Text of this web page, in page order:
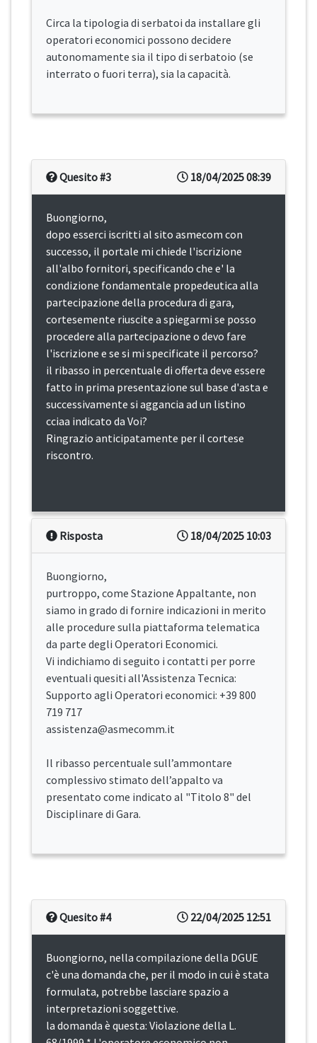
Circa la tipologia di serbatoi da installare gli
operatori economici possono decidere
autonomamente sia il tipo di serbatoio (se
interrato o fuori terra), sia la capacità.
18/04/2025 08:39
Quesito #3
Buongiorno,
dopo esserci iscritti al sito asmecom con
successo, il portale mi chiede l'iscrizione
all'albo fornitori, specificando che e' la
condizione fondamentale propedeutica alla
partecipazione della procedura di gara,
cortesemente riuscite a spiegarmi se posso
procedere alla partecipazione o devo fare
l'iscrizione e se si mi specificate il percorso?
il ribasso in percentuale di offerta deve essere
fatto in prima presentazione sul base d'asta e
successivamente si aggancia ad un listino
cciaa indicato da Voi?
Ringrazio anticipatamente per il cortese
riscontro.
18/04/2025 10:03
Risposta
Buongiorno,
purtroppo, come Stazione Appaltante, non
siamo in grado di fornire indicazioni in merito
alle procedure sulla piattaforma telematica
da parte degli Operatori Economici.
Vi indichiamo di seguito i contatti per porre
eventuali quesiti all'Assistenza Tecnica:
Supporto agli Operatori economici: +39 800
719 717
assistenza@asmecomm.it
Il ribasso percentuale sull’ammontare
complessivo stimato dell’appalto va
presentato come indicato al "Titolo 8" del
Disciplinare di Gara.
22/04/2025 12:51
Quesito #4
Buongiorno, nella compilazione della DGUE
c'è una domanda che, per il modo in cui è stata
formulata, potrebbe lasciare spazio a
interpretazioni soggettive.
la domanda è questa: Violazione della L.